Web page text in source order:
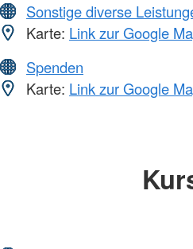
Sonstige diverse
Karte: Link zur Google
Spenden
Karte: Link zur Google